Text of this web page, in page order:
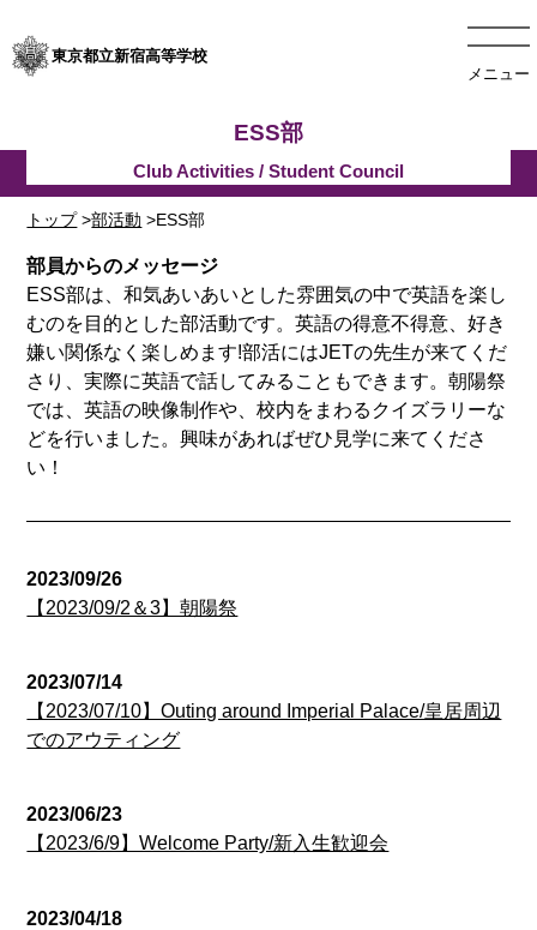
東京都立新宿高等学校
メニュー
トップ>部活動 >ESS部
ESS部
部員からのメッセージ
ESS部は 、和気あいあいとした雰囲気の中で英語を楽し
むのを目的とした部活動です。英語の得意不得意、好き
嫌い関係なく楽しめます!部活にはJETの先生が来てくだ
さり、実際に英語で話してみることもできます。朝陽祭
では、英語の映像制作や、校内をまわるクイズラリーな
どを行いました 。興味があればぜひ見学に来てくださ
い ！
2023/09/26
【2023/09/2＆3】朝陽祭
2023/07/14
【2023/07/10】Outing around Imperial Palace/皇居周辺
でのアウティング
2023/06/23
【2023/6/9】Welcome Party/新入生歓迎会
2023/04/18